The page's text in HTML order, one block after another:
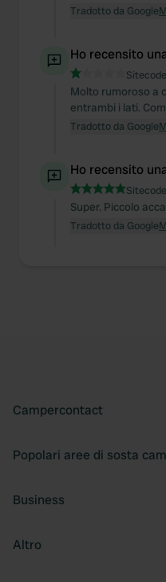
Tradotto da Google
Ho recensito
Molto rumoroso a
entrambi i lati.
Tradotto da Google
Ho recensito
Super. Piccolo
Tradotto da Google
Campercontact
Popolari aree di sosta
Business
Altro